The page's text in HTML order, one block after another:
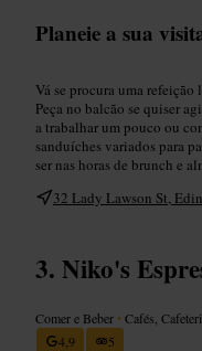
Planeie a sua
Vá se procura uma
Peça no balcão se quiser
a trabalhar um pouco ou
sanduíches variados para
ser nas horas de brunch e
32 Lady Lawson St,
Niko's
Comer e Beber •Cafés,
4,9
5